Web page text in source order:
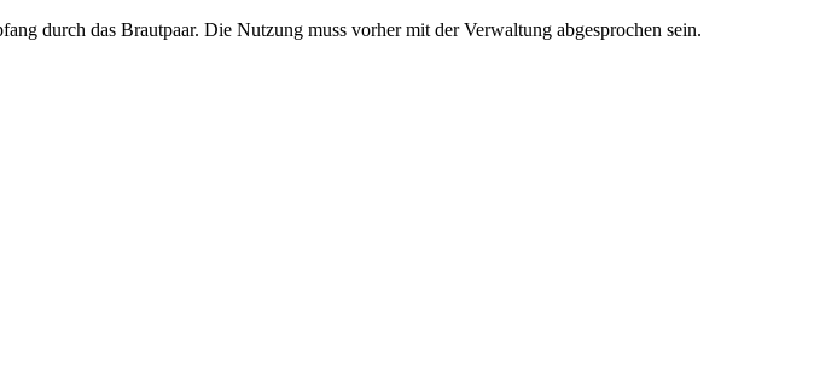
durch das Brautpaar. Die Nutzung muss vorher mit der Verwaltung abgesprochen sein.